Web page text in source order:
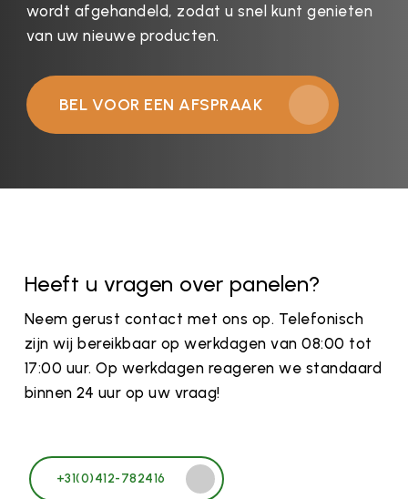
wordt afgehandeld, zodat u snel kunt genieten
van uw nieuwe producten.
BEL VOOR EEN AFSPRAAK
Heeft u vragen over panelen?
Neem gerust contact met ons op. Telefonisch
zijn wij bereikbaar op werkdagen van 08:00 tot
17:00 uur. Op werkdagen reageren we standaard
binnen 24 uur op uw vraag!
+31(0)412-782416